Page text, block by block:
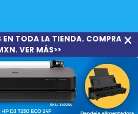
EN TODA LA TIENDA. COMPRA
VER MÁS>>